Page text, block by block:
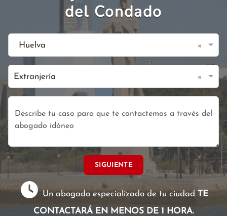
del Condado
Huelva ×
Extranjería ×
SIGUIENTE
Un abogado especializado de tu ciudad TE
CONTACTARÁ EN MENOS DE 1 HORA.